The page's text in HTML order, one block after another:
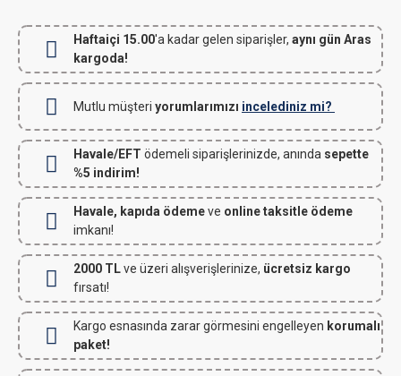
Haftaiçi 15.00'a kadar gelen siparişler, aynı gün Aras
kargoda!
Mutlu müşteri yorumlarımızı incelediniz mi?
Havale/EFT ödemeli siparişlerinizde, anında sepette
%5 indirim!
Havale, kapıda ödemeve online taksitle ödeme
imkanı!
2000 TLve üzeri alışverişlerinize, ücretsiz kargo
fırsatı!
Kargo esnasında zarar görmesini engelleyen korumalı
paket!